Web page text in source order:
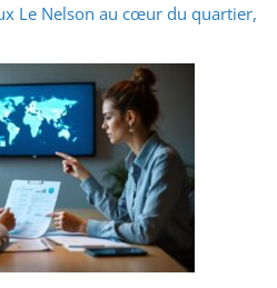
Le Nelson au cœur du quartier,